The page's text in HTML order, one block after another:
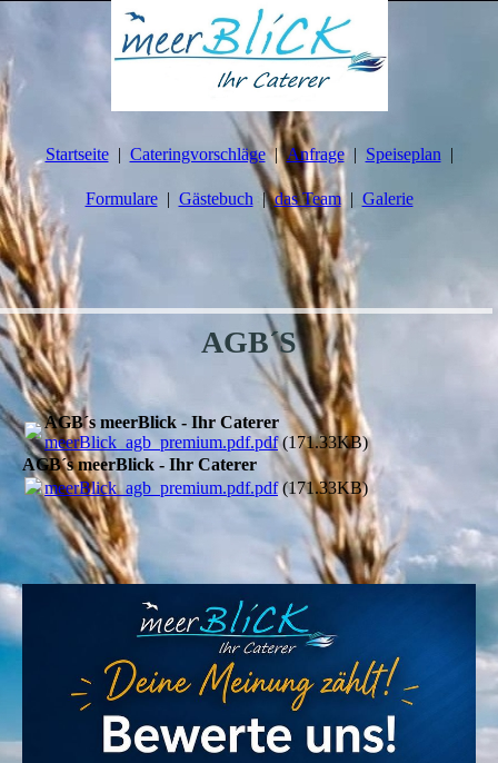
Startseite Cateringvorschläge Anfrage Speiseplan
Formulare Gästebuch das Team Galerie
AGB´S
AGB´s meerBlick - Ihr Caterer
meerBlick_agb_premium.pdf.pdf(171.33KB)
AGB´s meerBlick - Ihr Caterer
meerBlick_agb_premium.pdf.pdf(171.33KB)